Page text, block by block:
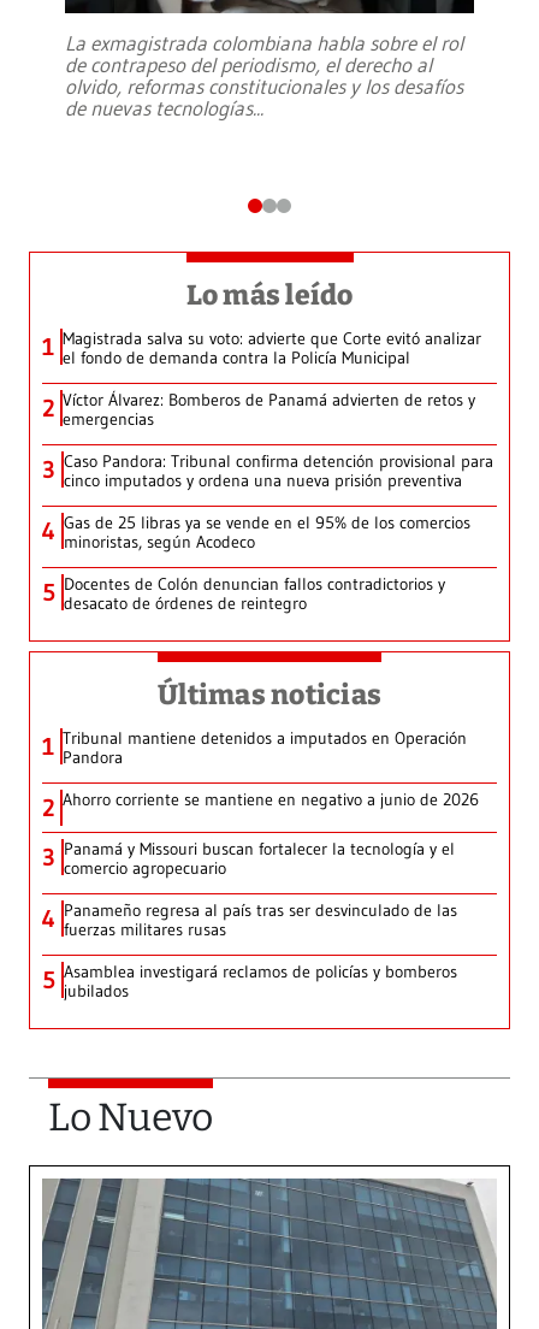
La exmagistrada colombiana habla sobre el rol
de contrapeso del periodismo, el derecho al
olvido, reformas constitucionales y los desafíos
de nuevas tecnologías...
Lo más leído
1 Magistrada salva su voto: advierte que Corte evitó analizar
el fondo de demanda contra la Policía Municipal
2 Víctor Álvarez: Bomberos de Panamá advierten de retos y
emergencias
3 Caso Pandora: Tribunal confirma detención provisional para
cinco imputados y ordena una nueva prisión preventiva
4 Gas de 25 libras ya se vende en el 95% de los comercios
minoristas, según Acodeco
5 Docentes de Colón denuncian fallos contradictorios y
desacato de órdenes de reintegro
Últimas noticias
1 Tribunal mantiene detenidos a imputados en Operación
Pandora
2 Ahorro corriente se mantiene en negativo a junio de 2026
3 Panamá y Missouri buscan fortalecer la tecnología y el
comercio agropecuario
4 Panameño regresa al país tras ser desvinculado de las
fuerzas militares rusas
5 Asamblea investigará reclamos de policías y bomberos
jubilados
Lo Nuevo